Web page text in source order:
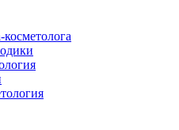
косметолога